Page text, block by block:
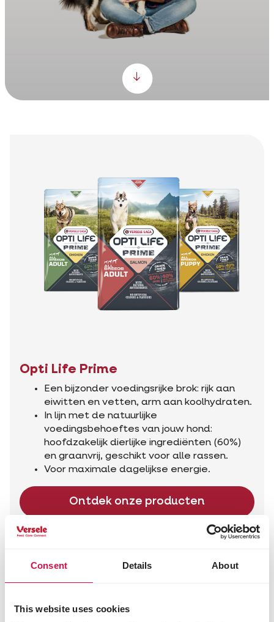
Consent Details About
This website uses cookies
Opti Life Prime
Een bijzonder voedingsrijke brok: rijk aan
eiwitten en vetten, arm aan koolhydraten.
In lijn met de natuurlijke
voedingsbehoeftes van jouw hond:
hoofdzakelijk dierlijke ingrediënten (60%)
en graanvrij, geschikt voor alle rassen.
Voor maximale dagelijkse energie.
Ontdek onze producten
Opti Life